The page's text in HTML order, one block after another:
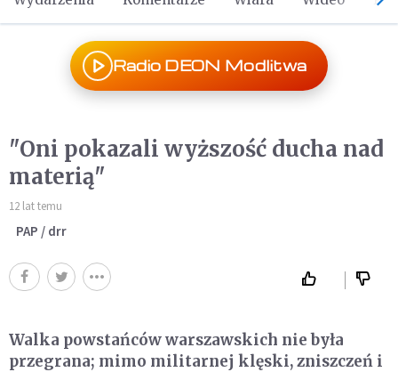
Radio DEON Modlitwa
"Oni pokazali wyższość ducha nad
materią"
12 lat temu
PAP / drr
Walka powstańców warszawskich nie była
przegrana; mimo militarnej klęski, zniszczeń i